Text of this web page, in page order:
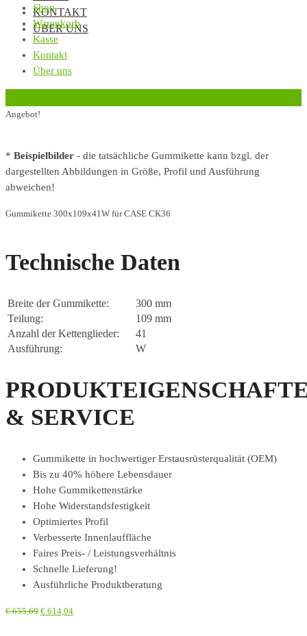
KONTAKT
ÜBER UNS
Shop
Warenkorb
Kasse
Kontakt
Über uns
Angebot!
* Beispielbilder - die tatsächliche Gummikette kann bzgl. der
dargestellten Abbildungen in Größe, Profil und Ausführung
abweichen!
Gummikette 300x109x41W für CASE CK36
Technische Daten
Breite der Gummikette:
300 mm
Teilung:
109 mm
Anzahl der Kettenglieder:
41
Ausführung:
W
& SERVICE
Gummikette in hochwertiger Erstausrüsterqualität (OEM)
Bis zu 40% höhere Lebensdauer
Hohe Gummikettenstärke
Hohe Widerstandsfestigkeit
Optimiertes Profil
Verbesserte Innenlauffläche
Faires Preis- / Leistungsverhältnis
Schnelle Lieferung!
Ausführliche Produktberatung
€655,69 € 614,04